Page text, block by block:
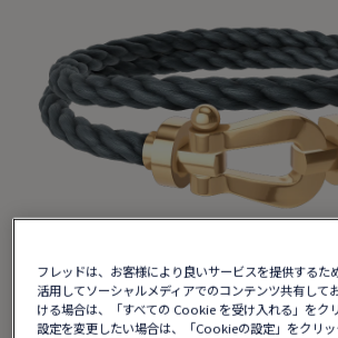
フレッドは、お客様により良いサービスを提供する
活用してソーシャルメディアでのコンテンツ共有して
ける場合は、「すべての Cookie を受け入れる」をク
設定を変更したい場合は、「Cookieの設定」をクリッ